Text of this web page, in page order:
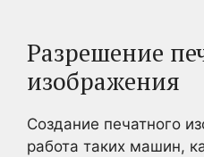
Разрешение
изображения
Создание печатного
работа таких машин,